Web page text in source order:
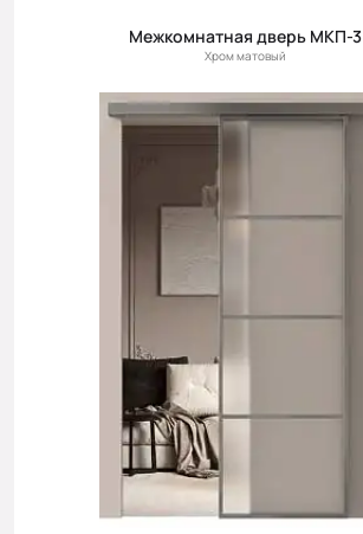
Межкомнатная дверь МКП-3
Хром матовый